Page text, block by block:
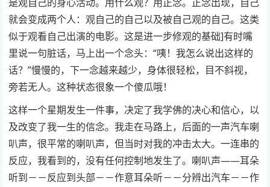
就会变成两个人：观自己的自己以及被自己观的自己。这类
似于观看自己出演的电影。这是进一步修观的基础]有时嘴
里说一句脏话，马上出一个念头：“咦！我怎么说出这样的
话？”慢慢的，下一念越来越少，身体很轻松，目不斜视，
旁若无人。这种状态很象一个傻瓜哦！
这样一个星期发生一件事，决定了我学佛的决心和信心，以
及改变了我一生的信念。我走在马路上，后面的一声汽车喇
叭声，很平常的喇叭声，但当时对我的冲击太大。一连串的
反应，我看到的，没有任何控制地发生了。喇叭声——耳朵
听到－－反应到头部－－作意耳朵听－－分辨出汽车－－作